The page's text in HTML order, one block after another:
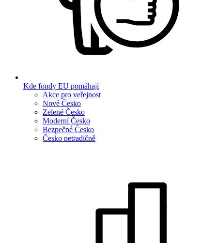
Kde fondy EU pomáhají
Akce pro veřejnost
Nové Česko
Zelené Česko
Moderní Česko
Bezpečné Česko
Česko netradičně